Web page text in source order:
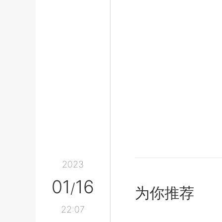
2023
01/16
22:07
为你推荐